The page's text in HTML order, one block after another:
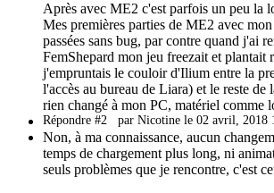
Après avec ME2 c'est parfois un peu la
Mes premières parties de ME2 avec
passées sans bug, par contre quand j'ai
FemShepard mon jeu freezait et plantait
j'empruntais le couloir d'Ilium entre la
l'accès au bureau de Liara) et le reste de
rien changé à mon PC, matériel comme
Répondre #2 par Nicotine le 02 avril, 2018
Non, à ma connaissance, aucun
temps de chargement plus long, ni
seuls problèmes que je rencontre, c'est